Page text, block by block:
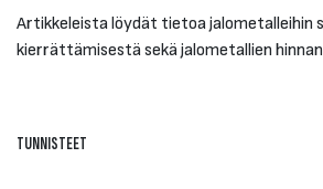
Artikkeleista löydät tietoa jalometalleihin
kierrättämisestä sekä jalometallien
TUNNISTEET